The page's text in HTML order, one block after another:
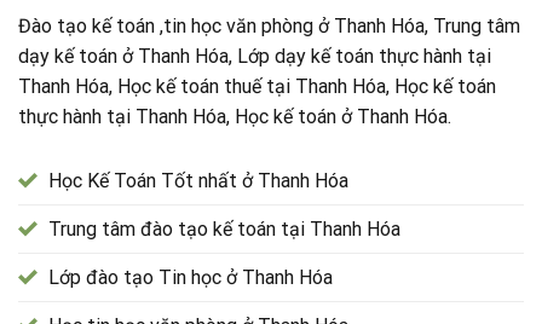
Đào tạo kế toán ,tin học văn phòng ở Thanh Hóa, Trung tâm
dạy kế toán ở Thanh Hóa, Lớp dạy kế toán thực hành tại
Thanh Hóa, Học kế toán thuế tại Thanh Hóa, Học kế toán
thực hành tại Thanh Hóa, Học kế toán ở Thanh Hóa.
Học Kế Toán Tốt nhất ở Thanh Hóa
Trung tâm đào tạo kế toán tại Thanh Hóa
Lớp đào tạo Tin học ở Thanh Hóa